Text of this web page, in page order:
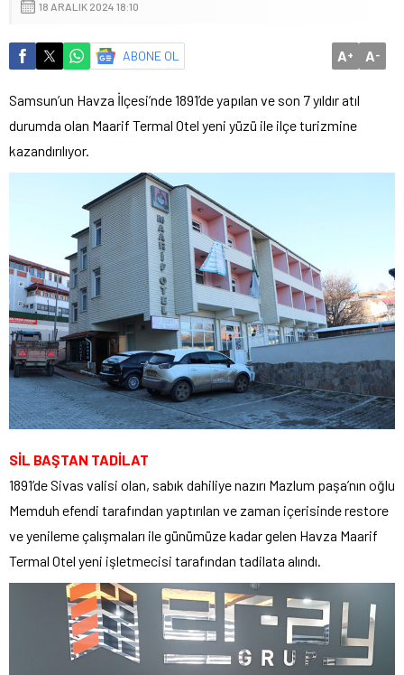
18 ARALIK 2024 18:10
ABONE OL A+ A-
Samsun’un Havza İlçesi’nde 1891’de yapılan ve son 7 yıldır atıl
durumda olan Maarif Termal Otel yeni yüzü ile ilçe turizmine
kazandırılıyor.
SİL BAŞTAN TADİLAT
1891’de Sivas valisi olan, sabık dahiliye nazırı Mazlum paşa’nın oğlu
Memduh efendi tarafından yaptırılan ve zaman içerisinde restore
ve yenileme çalışmaları ile günümüze kadar gelen Havza Maarif
Termal Otel yeni işletmecisi tarafından tadilata alındı.